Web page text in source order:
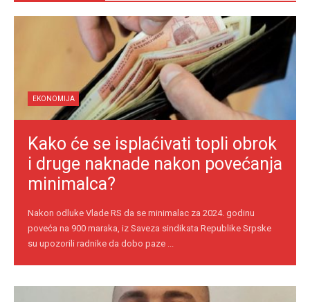
EKONOMIJA
Kako će se isplaćivati topli obrok
i druge naknade nakon povećanja
minimalca?
Nakon odluke Vlade RS da se minimalac za 2024. godinu
poveća na 900 maraka, iz Saveza sindikata Republike Srpske
su upozorili radnike da dobo paze ...